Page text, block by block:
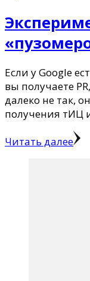
Если у Google
вы получаете
далеко не так,
получения тИЦ
Читать далее